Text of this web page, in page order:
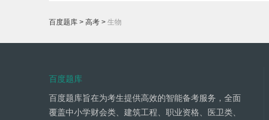
百度题库 > 高考 > 生物
百度题库
百度题库旨在为考生提供高效的智能备考服务，全面
覆盖中小学财会类、建筑工程、职业资格、医卫类、